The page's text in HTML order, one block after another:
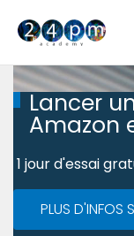
Lancer
Amazon
1 jour d'essai
PLUS D'INFOS